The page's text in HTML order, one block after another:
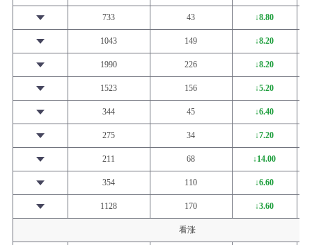
733 43 ↓8.80
1043 149 ↓8.20
1990 226 ↓8.20
1523 156 ↓5.20
344 45 ↓6.40
275 34 ↓7.20
211 68 ↓14.00
354 110 ↓6.60
1128 170 ↓3.60
看涨